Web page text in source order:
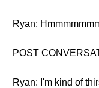
Ryan:
POST
Ryan: I'm kind of